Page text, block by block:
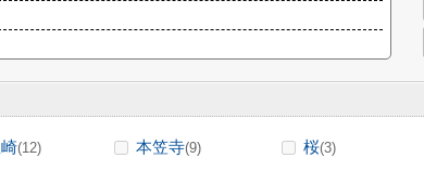
(12) 本笠寺(9) 桜(3)